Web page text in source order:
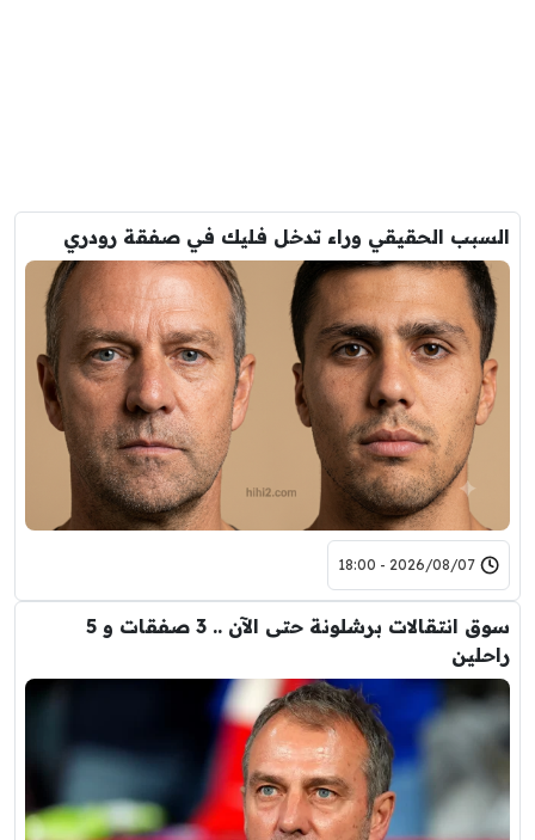
السبب الحقيقي وراء تدخل فليك في صفقة رودري
2026/08/07 - 18:00
سوق انتقالات برشلونة حتى الآن .. 3 صفقات و 5
راحلين